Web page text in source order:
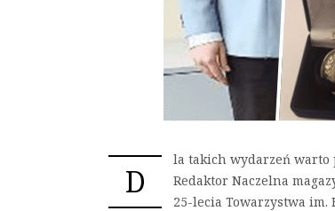
D
la takich wydarzeń warto
Redaktor Naczelna
25-lecia Towarzystwa